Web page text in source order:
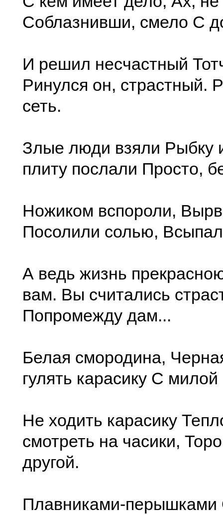
Соблазнивши, смело С
И решил несчастный
Ринулся он, страстный.
сеть.
Злые люди взяли Рыбку
плиту послали Просто,
Ножиком вспороли,
Посолили солью,
А ведь жизнь
вам. Вы считались
Попромежду дам...
Белая смородина,
гулять карасику С милой
Не ходить карасику
смотреть на часики,
другой.
Плавниками-перышками